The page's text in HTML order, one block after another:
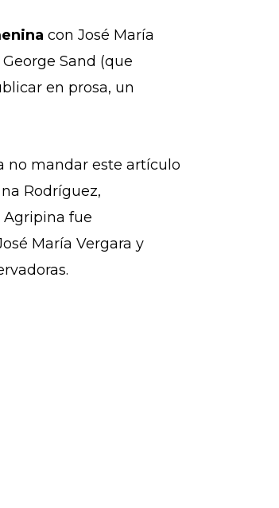
con José María
Sand (que
en prosa, un
no mandar este artículo
Rodríguez,
Agripina fue
María Vergara y